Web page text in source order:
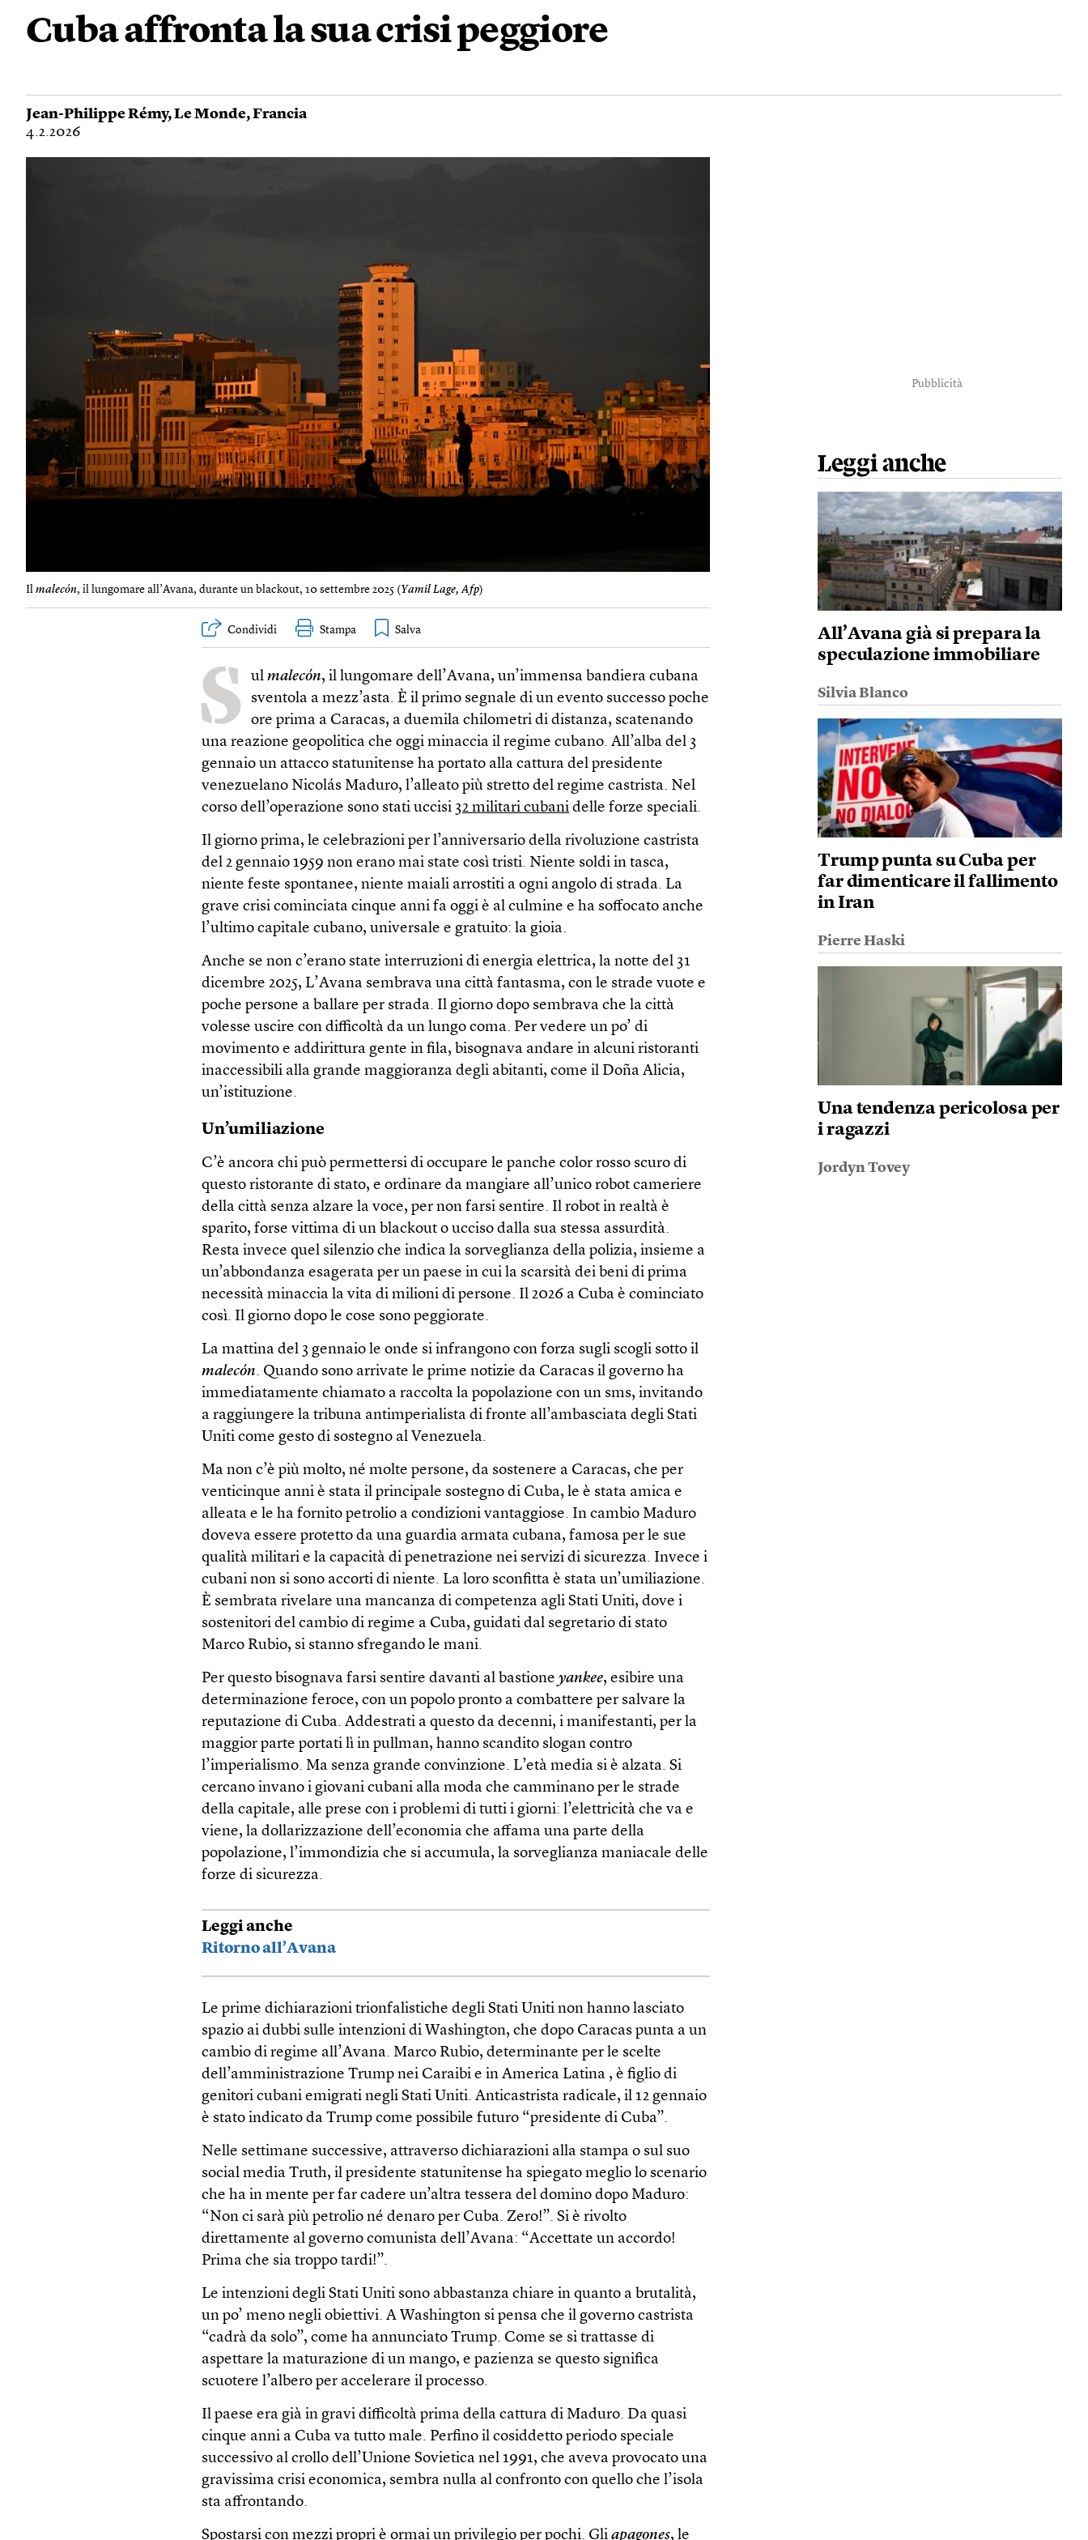
Cuba affronta la sua crisi peggiore
Jean-Philippe Rémy,Le Monde,Francia
4.2.2026
Il malecón, il lungomare all’Avana, durante un blackout, 10 settembre 2025 (Yamil Lage, Afp)
Condividi Stampa
S ulmalecón, il lungomare dell’Avana, un’immensa bandiera cubana
sventola a mezz’asta. È il primo segnale di un evento successo poche
ore prima a Caracas, a duemila chilometri di distanza, scatenando
una reazione geopolitica che oggi minaccia il regime cubano. All’alba del 3
gennaio un attacco statunitense ha portato alla cattura del presidente
venezuelano Nicolás Maduro, l’alleato più stretto del regime castrista. Nel
corso dell’operazione sono stati uccisi 32 militari cubani delle forze speciali.
Il giorno prima, le celebrazioni per l’anniversario della rivoluzione castrista
del 2 gennaio 1959 non erano mai state così tristi. Niente soldi in tasca,
niente feste spontanee, niente maiali arrostiti a ogni angolo di strada. La
grave crisi cominciata cinque anni fa oggi è al culmine e ha soffocato anche
l’ultimo capitale cubano, universale e gratuito: la gioia.
Anche se non c’erano state interruzioni di energia elettrica, la notte del 31
dicembre 2025, L’Avana sembrava una città fantasma, con le strade vuote e
poche persone a ballare per strada. Il giorno dopo sembrava che la città
volesse uscire con difficoltà da un lungo coma. Per vedere un po’ di
movimento e addirittura gente in fila, bisognava andare in alcuni ristoranti
inaccessibili alla grande maggioranza degli abitanti, come il Doña Alicia,
un’istituzione.
Un’umiliazione
C’è ancora chi può permettersi di occupare le panche color rosso scuro di
questo ristorante di stato, e ordinare da mangiare all’unico robot cameriere
della città senza alzare la voce, per non farsi sentire. Il robot in realtà è
sparito, forse vittima di un blackout o ucciso dalla sua stessa assurdità.
Resta invece quel silenzio che indica la sorveglianza della polizia, insieme a
un’abbondanza esagerata per un paese in cui la scarsità dei beni di prima
necessità minaccia la vita di milioni di persone. Il 2026 a Cuba è cominciato
così. Il giorno dopo le cose sono peggiorate.
La mattina del 3 gennaio le onde si infrangono con forza sugli scogli sotto il
malecón. Quando sono arrivate le prime notizie da Caracas il governo ha
immediatamente chiamato a raccolta la popolazione con un sms, invitando
a raggiungere la tribuna antimperialista di fronte all’ambasciata degli Stati
Uniti come gesto di sostegno al Venezuela.
Ma non c’è più molto, né molte persone, da sostenere a Caracas, che per
venticinque anni è stata il principale sostegno di Cuba, le è stata amica e
alleata e le ha fornito petrolio a condizioni vantaggiose. In cambio Maduro
doveva essere protetto da una guardia armata cubana, famosa per le sue
qualità militari e la capacità di penetrazione nei servizi di sicurezza. Invece i
cubani non si sono accorti di niente. La loro sconfitta è stata un’umiliazione.
È sembrata rivelare una mancanza di competenza agli Stati Uniti, dove i
sostenitori del cambio di regime a Cuba, guidati dal segretario di stato
Marco Rubio, si stanno sfregando le mani.
Per questo bisognava farsi sentire davanti al bastioneyankee, esibire una
determinazione feroce, con un popolo pronto a combattere per salvare la
reputazione di Cuba. Addestrati a questo da decenni, i manifestanti, per la
maggior parte portati lì in pullman, hanno scandito slogan contro
l’imperialismo. Ma senza grande convinzione. L’età media si è alzata. Si
cercano invano i giovani cubani alla moda che camminano per le strade
della capitale, alle prese con i problemi di tutti i giorni: l’elettricità che va e
viene, la dollarizzazione dell’economia che affama una parte della
popolazione, l’immondizia che si accumula, la sorveglianza maniacale delle
forze di sicurezza.
Leggi anche
Ritorno all’Avana
Le prime dichiarazioni trionfalistiche degli Stati Uniti non hanno lasciato
spazio ai dubbi sulle intenzioni di Washington, che dopo Caracas punta a un
cambio di regime all’Avana. Marco Rubio, determinante per le scelte
dell’amministrazione Trump nei Caraibi e in America Latina , è figlio di
genitori cubani emigrati negli Stati Uniti. Anticastrista radicale, il 12 gennaio
è stato indicato da Trump come possibile futuro “presidente di Cuba”.
Nelle settimane successive, attraverso dichiarazioni alla stampa o sul suo
social media Truth, il presidente statunitense ha spiegato meglio lo scenario
che ha in mente per far cadere un’altra tessera del domino dopo Maduro:
“Non ci sarà più petrolio né denaro per Cuba. Zero!”. Si è rivolto
direttamente al governo comunista dell’Avana: “Accettate un accordo!
Prima che sia troppo tardi!”.
Le intenzioni degli Stati Uniti sono abbastanza chiare in quanto a brutalità,
un po’ meno negli obiettivi. A Washington si pensa che il governo castrista
“cadrà da solo”, come ha annunciato Trump. Come se si trattasse di
aspettare la maturazione di un mango, e pazienza se questo significa
scuotere l’albero per accelerare il processo.
Il paese era già in gravi difficoltà prima della cattura di Maduro. Da quasi
cinque anni a Cuba va tutto male. Perfino il cosiddetto periodo speciale
successivo al crollo dell’Unione Sovietica nel 1991, che aveva provocato una
gravissima crisi economica, sembra nulla al confronto con quello che l’isola
sta affrontando.
Spostarsi con mezzi propri è ormai un privilegio per pochi. Gliapagones, le
Pubblicità
Leggi anche
All’Avana già si prepara la
speculazione immobiliare
Silvia Blanco
Trump punta su Cuba per
far dimenticare il fallimento
in Iran
Pierre Haski
Una tendenza pericolosa per
i ragazzi
Jordyn Tovey